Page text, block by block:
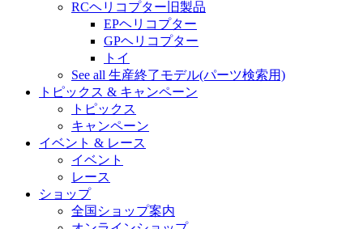
RCヘリコプター旧製品
EPヘリコプター
GPヘリコプター
トイ
See all 生産終了モデル(パーツ検索用)
トピックス & キャンペーン
トピックス
キャンペーン
イベント & レース
イベント
レース
ショップ
全国ショップ案内